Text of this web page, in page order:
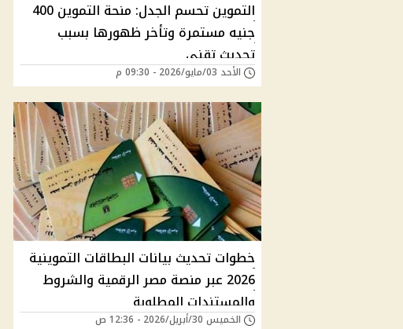
التموين تحسم الجدل: منحة التموين 400
جنيه مستمرة وتأخر ظهورها بسبب
تحديث تقني
الأحد 03/مايو/2026 - 09:30 م
خطوات تحديث بيانات البطاقات التموينية
2026 عبر منصة مصر الرقمية والشروط
والمستندات المطلوبة
الخميس 30/أبريل/2026 - 12:36 ص